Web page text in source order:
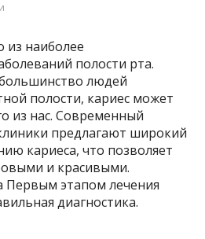
из наиболее
полости рта.
людей
полости, кариес может
из нас. Современный
предлагают широкий
кариеса, что позволяет
и красивыми.
Первым этапом лечения
диагностика.